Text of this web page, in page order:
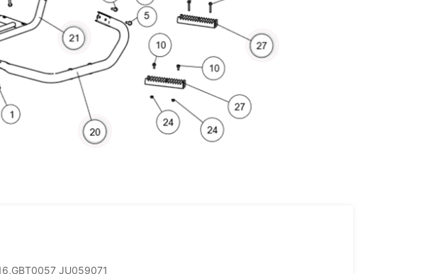
More
More
More
JU059071